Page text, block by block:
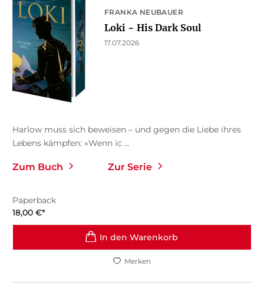
FRANKA NEUBAUER
Loki − His Dark Soul
17.07.2026
Harlow muss sich beweisen – und gegen die Liebe ihres
Lebens kämpfen: «Wenn ic ...
Zum Buch Zur Serie
Paperback
18,00 €*
In den Warenkorb
Merken